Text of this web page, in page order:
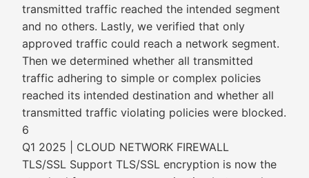
transmitted traffic reached the intended segment
and no others. Lastly, we verified that only
approved traffic could reach a network segment.
Then we determined whether all transmitted
traffic adhering to simple or complex policies
reached its intended destination and whether all
transmitted traffic violating policies were blocked.
6
Q1 2025 | CLOUD NETWORK FIREWALL
TLS/SSL Support TLS/SSL encryption is now the